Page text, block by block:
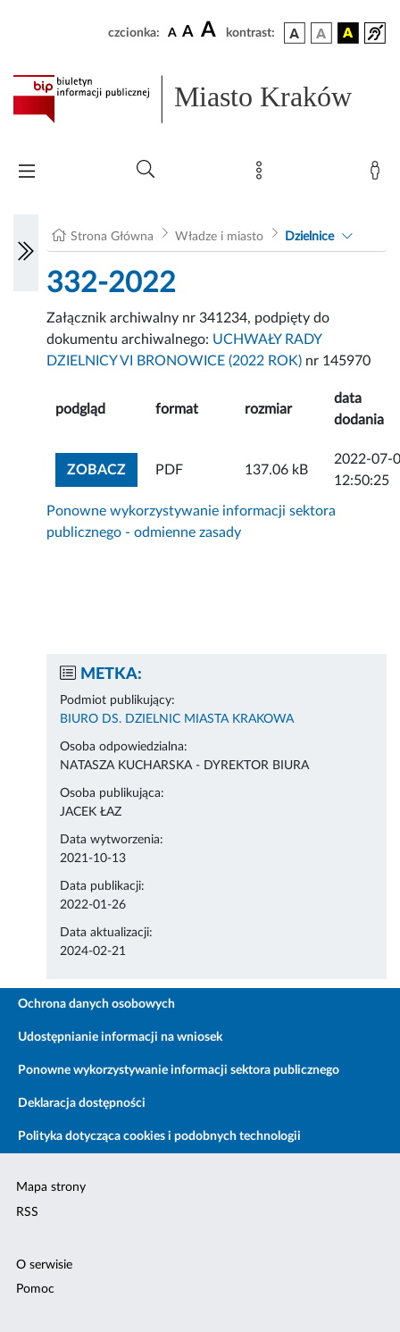
czcionka: A A A kontrast:
Miasto Kraków
Strona Główna Władze i miasto Dzielnice
332-2022
Załącznik archiwalny nr 341234, podpięty do
dokumentu archiwalnego: UCHWAŁY RADY
DZIELNICY VI BRONOWICE (2022 ROK) nr 145970
podgląd format rozmiar
data
dodania
ZOBACZZOBACZ ZAŁĄCZNIK
PDF 137.06 kB
2022-07-
12:50:25
Ponowne wykorzystywanie informacji sektora
publicznego - odmienne zasady
METKA:
Podmiot publikujący:
BIURO DS. DZIELNIC MIASTA KRAKOWA
Osoba odpowiedzialna:
NATASZA KUCHARSKA - DYREKTOR BIURA
Osoba publikująca:
JACEK ŁAZ
Data wytworzenia:
2021-10-13
Data publikacji:
2022-01-26
Data aktualizacji:
2024-02-21
Ochrona danych osobowych
Udostępnianie informacji na wniosek
Ponowne wykorzystywanie informacji sektora publicznego
Deklaracja dostępności
Polityka dotycząca cookies i podobnych technologii
Mapa strony
RSS
O serwisie
Pomoc